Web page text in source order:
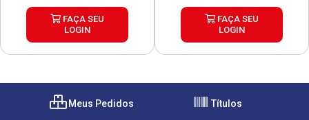
FAÇA SEU
LOGIN
FAÇA SEU
LOGIN
Meus Pedidos Títulos